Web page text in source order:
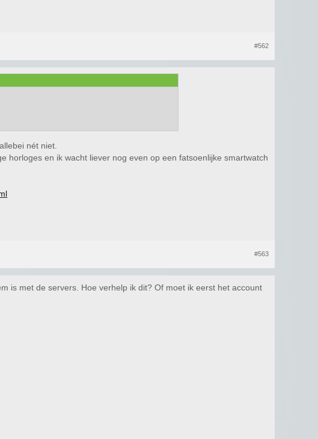
#562
nét niet.
horloges en ik wacht liever nog even op een fatsoenlijke smartwatch
#563
is met de servers. Hoe verhelp ik dit? Of moet ik eerst het account